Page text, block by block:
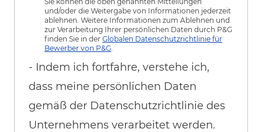
und/oder die Weitergabe von Informationen jederzeit
ablehnen. Weitere Informationen zum Ablehnen und
zur Verarbeitung Ihrer persönlichen Daten durch P&G
finden Sie in der Globalen Datenschutzrichtlinie für
Bewerber von P&G
- Indem ich fortfahre, verstehe ich,
dass meine persönlichen Daten
gemäß der Datenschutzrichtlinie des
Unternehmens verarbeitet werden.